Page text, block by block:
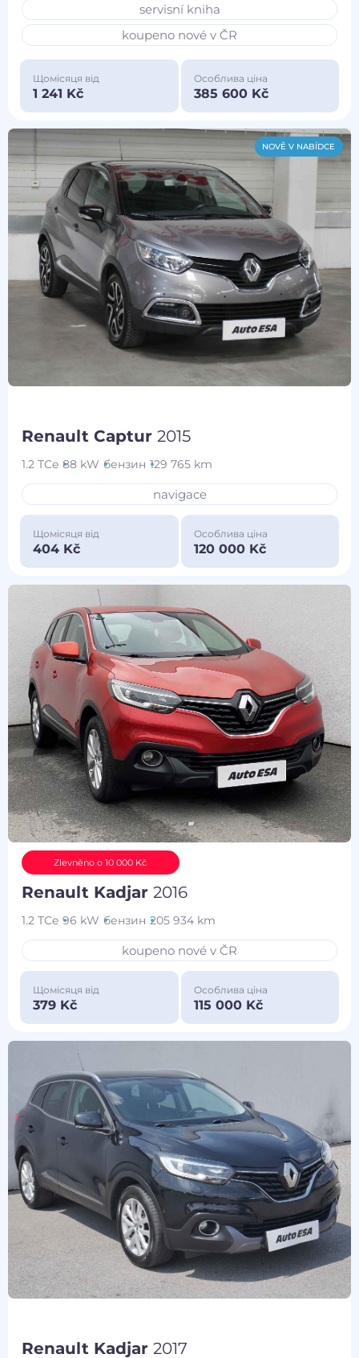
servisní kniha
koupeno nové v ČR
Щомісяця від
1 241 Kč
Особлива ціна
385 600 Kč
NOVĚ V NABÍDCE
Renault Captur2015
1.2 TCe 88 kW бензин 129 765 km
navigace
Щомісяця від
404 Kč
Особлива ціна
120 000 Kč
Zlevněno o 10 000 Kč
Renault Kadjar2016
1.2 TCe 96 kW бензин 205 934 km
koupeno nové v ČR
Щомісяця від
379 Kč
Особлива ціна
115 000 Kč
Renault Kadjar2017